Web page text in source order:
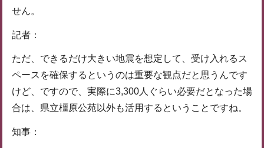
せん。
記者：
ただ、できるだけ大きい地震を想定して、受け入れるス
ペースを確保するというのは重要な観点だと思うんです
けど、ですので、実際に3,300人ぐらい必要だとなった場
合は、県立橿原公苑以外も活用するということですね。
知事：